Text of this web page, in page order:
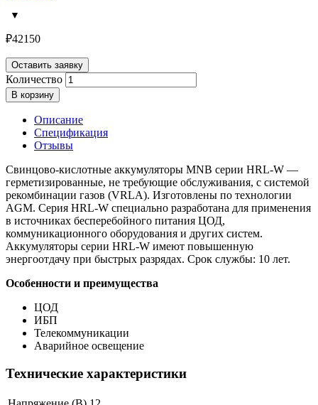
₽42150
Оставить заявку
Количество
В корзину
Описание
Спецификация
Отзывы
Свинцово-кислотные аккумуляторы MNB серии HRL-W —
герметизированные, не требующие обслуживания, с системой
рекомбинации газов (VRLA). Изготовлены по технологии
AGM. Серия HRL-W специально разработана для применения
в источниках бесперебойного питания ЦОД,
коммуникационного оборудования и других систем.
Аккумуляторы серии HRL-W имеют повышенную
энергоотдачу при быстрых разрядах. Срок службы: 10 лет.
Особенности и преимущества
ЦОД
ИБП
Телекоммуникации
Аварийное освещение
Технические характеристики